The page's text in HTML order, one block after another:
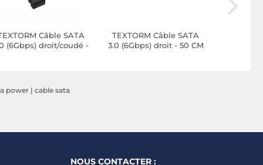
Câble SATA
(6Gbps) droit/coudé -
TEXTORM Câble SATA
3.0 (6Gbps) droit - 50 CM
power | cable sata
NOUS CONTACTER :